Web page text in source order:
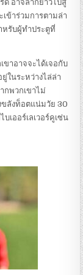
ด อาจลากยาวไปสู่
ข้าร่วมการตามล่า
หรับผู้ทําประตูที่
ขาอาจจะได้เจอกับ
ในระหว่างไล่ล่า
กพวกเขาไม่
ขลังท็อตแน่มวัย 30
เออร์เลเวอร์คูเซ่น